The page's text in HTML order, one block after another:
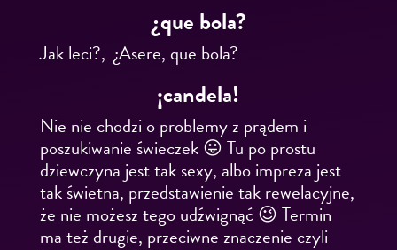
¿que bola?
Jak leci?, ¿Asere, que bola?
¡candela!
Nie nie chodzi o problemy z prądem i
poszukiwanie świeczek 😛 Tu po prostu
dziewczyna jest tak sexy, albo impreza jest
tak świetna, przedstawienie tak rewelacyjne,
że nie możesz tego udźwignąć 😉 Termin
ma też drugie, przeciwne znaczenie czyli